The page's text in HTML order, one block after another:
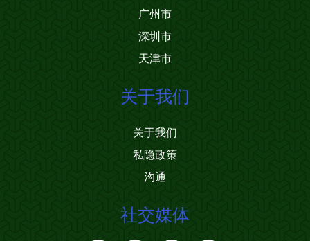
广州市
深圳市
天津市
关于我们
关于我们
私隐政策
沟通
社交媒体